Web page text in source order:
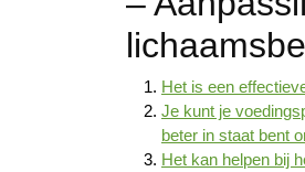
Het is een
Je kunt je
beter in staat bent
Het kan helpen bij